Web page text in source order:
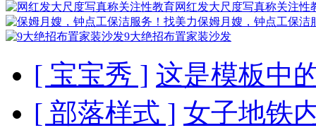
网红发大尺度写真称关注性
保姆月嫂，钟点工保洁
9大绝招布置家装沙发
[ 宝宝秀 ] 这是模板中
[ 部落样式 ] 女子地铁